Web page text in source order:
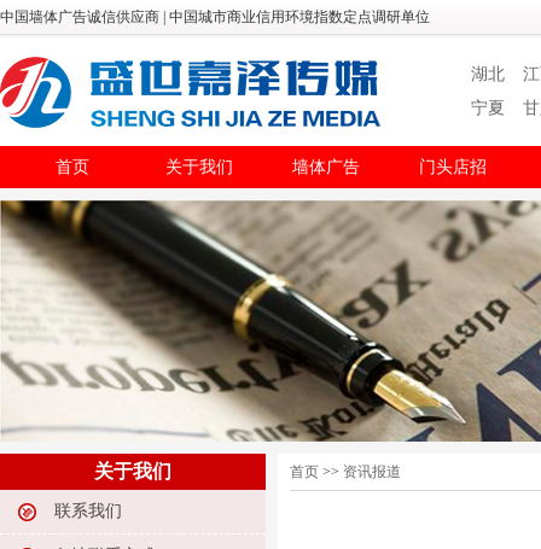
中国墙体广告诚信供应商 | 中国城市商业信用环境指数定点调研单位
湖北
宁夏
首页 关于我们 墙体广告 门头店招
关于我们
联系我们
首页 >> 资讯报道